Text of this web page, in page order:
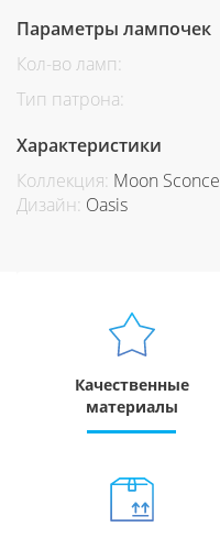
Параметры лампочек
Кол-во ламп:
Тип патрона:
Характеристики
Коллекция: Moon Sconce
Дизайн: Oasis
Качественные
материалы